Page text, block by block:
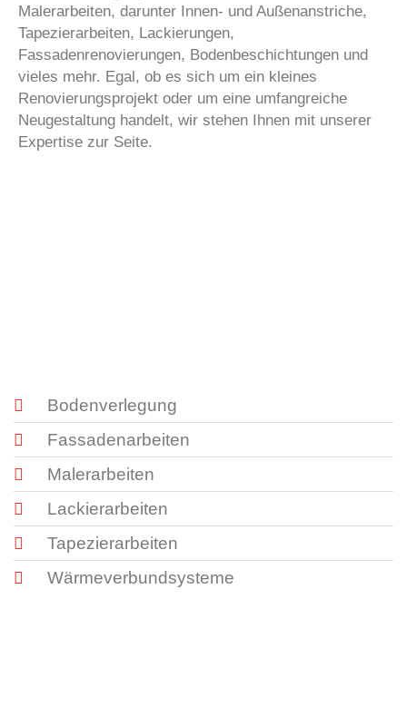
Malerarbeiten, darunter Innen- und Außenanstriche,
Tapezierarbeiten, Lackierungen,
Fassadenrenovierungen, Bodenbeschichtungen und
vieles mehr. Egal, ob es sich um ein kleines
Renovierungsprojekt oder um eine umfangreiche
Neugestaltung handelt, wir stehen Ihnen mit unserer
Expertise zur Seite.
Bodenverlegung
Fassadenarbeiten
Malerarbeiten
Lackierarbeiten
Tapezierarbeiten
Wärmeverbundsysteme